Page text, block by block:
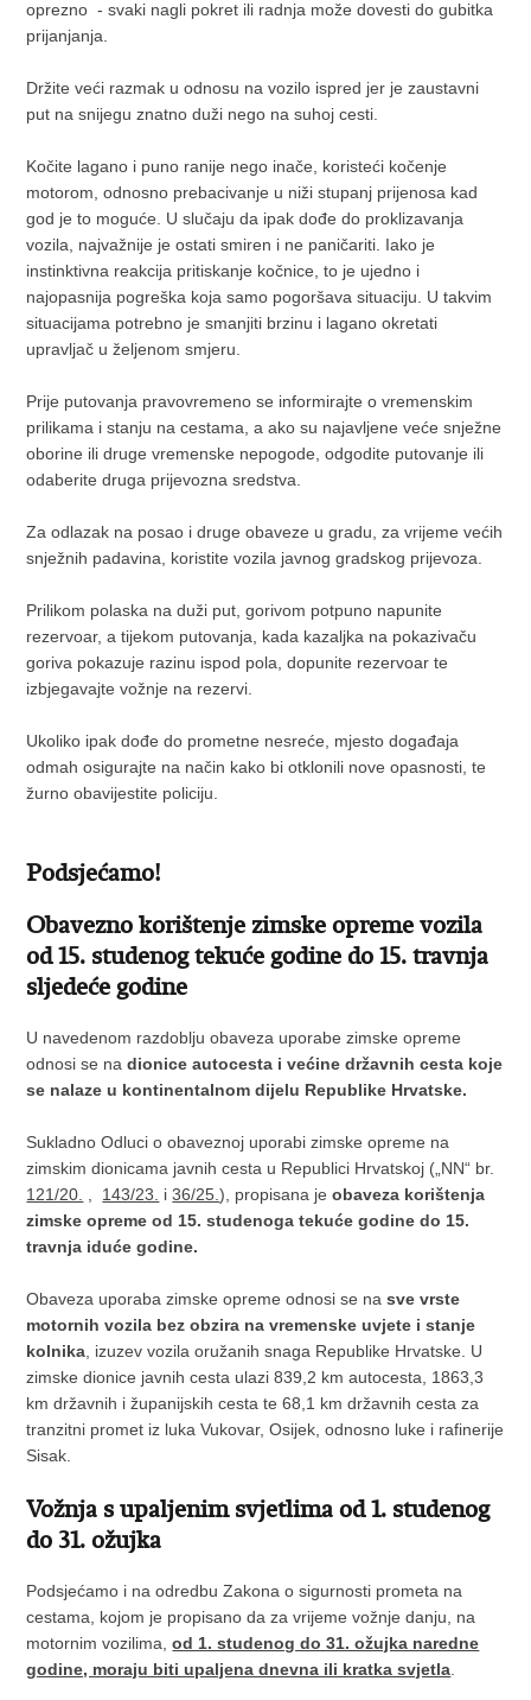
oprezno - svaki nagli pokret ili radnja može dovesti do gubitka
prijanjanja.
Držite veći razmak u odnosu na vozilo ispred jer je zaustavni
put na snijegu znatno duži nego na suhoj cesti.
Kočite lagano i puno ranije nego inače, koristeći kočenje
motorom, odnosno prebacivanje u niži stupanj prijenosa kad
god je to moguće. U slučaju da ipak dođe do proklizavanja
vozila, najvažnije je ostati smiren i ne paničariti. Iako je
instinktivna reakcija pritiskanje kočnice, to je ujedno i
najopasnija pogreška koja samo pogoršava situaciju. U takvim
situacijama potrebno je smanjiti brzinu i lagano okretati
upravljač u željenom smjeru.
Prije putovanja pravovremeno se informirajte o vremenskim
prilikama i stanju na cestama, a ako su najavljene veće snježne
oborine ili druge vremenske nepogode, odgodite putovanje ili
odaberite druga prijevozna sredstva.
Za odlazak na posao i druge obaveze u gradu, za vrijeme većih
snježnih padavina, koristite vozila javnog gradskog prijevoza.
Prilikom polaska na duži put, gorivom potpuno napunite
rezervoar, a tijekom putovanja, kada kazaljka na pokazivaču
goriva pokazuje razinu ispod pola, dopunite rezervoar te
izbjegavajte vožnje na rezervi.
Ukoliko ipak dođe do prometne nesreće, mjesto događaja
odmah osigurajte na način kako bi otklonili nove opasnosti, te
žurno obavijestite policiju.
Podsjećamo!
Obavezno korištenje zimske opreme vozila
od 15. studenog tekuće godine do 15. travnja
sljedeće godine
U navedenom razdoblju obaveza uporabe zimske opreme
odnosi se nadionice autocesta i većine državnih cesta koje
se nalaze u kontinentalnom dijelu Republike Hrvatske.
Sukladno Odluci o obaveznoj uporabi zimske opreme na
zimskim dionicama javnih cesta u Republici Hrvatskoj („NN“ br.
121/20.
143/23. i36/25.), propisana jeobaveza korištenja
zimske opreme od 15. studenoga tekuće godine do 15.
travnja iduće godine.
Obaveza uporaba zimske opreme odnosi se nasve vrste
motornih vozila bez obzira na vremenske uvjete i stanje
kolnika , izuzev vozila oružanih snaga Republike Hrvatske. U
zimske dionice javnih cesta ulazi 839,2 km autocesta, 1863,3
km državnih i županijskih cesta te 68,1 km državnih cesta za
tranzitni promet iz luka Vukovar, Osijek, odnosno luke i rafinerije
Sisak.
Vožnja s upaljenim svjetlima od 1. studenog
do 31. ožujka
Podsjećamo i na odredbu Zakona o sigurnosti prometa na
cestama, kojom je propisano da za vrijeme vožnje danju, na
motornim vozilima,od 1. studenog do 31. ožujka naredne
godine, moraju biti upaljena dnevna ili kratka svjetla